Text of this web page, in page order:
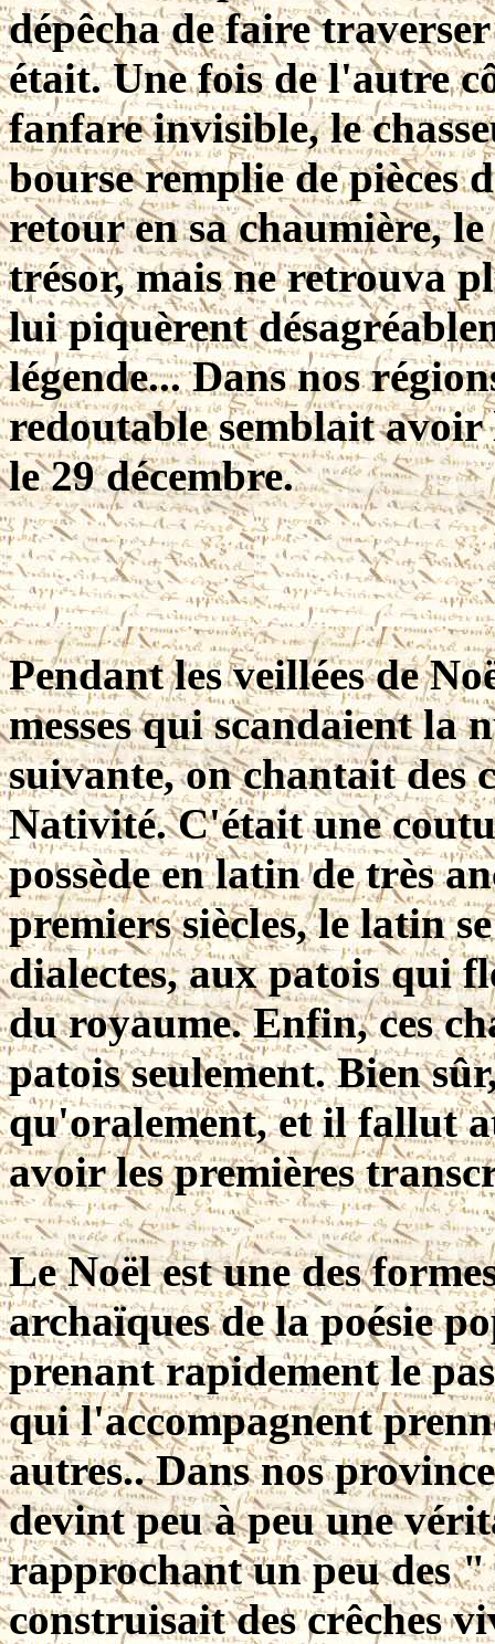
dépêcha de faire
était. Une fois de l'autre
fanfare invisible, le
bourse remplie de pièces
retour en sa chaumière,
trésor, mais ne retrouva
lui piquèrent
légende... Dans nos
redoutable semblait avoir
le 29 décembre.
Pendant les veillées de
messes qui scandaient
suivante, on chantait des
Nativité. C'était une
possède en latin de très
premiers siècles, le latin
dialectes, aux patois qui
du royaume. Enfin, ces
patois seulement. Bien
qu'oralement, et il fallut
avoir les premières
Le Noël est une des
archaïques de la poésie
prenant rapidement le
qui l'accompagnent
autres.. Dans nos
devint peu à peu une
rapprochant un peu des
construisait des crêches